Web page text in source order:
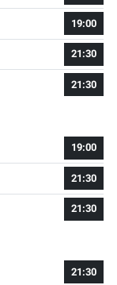
19:00
21:30
21:30
19:00
21:30
21:30
21:30